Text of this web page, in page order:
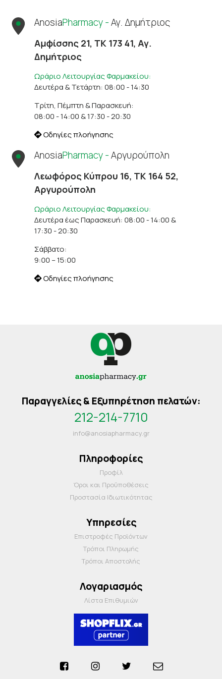
AnosiaPharmacy -Αγ. Δημήτριος
Αμφίσσης 21, ΤΚ 173 41, Αγ.
Δημήτριος
Ωράριο Λειτουργίας Φαρμακείου:
Δευτέρα & Τετάρτη: 08:00 - 14:30
Τρίτη, Πέμπτη & Παρασκευή:
08:00 - 14:00 & 17:30 - 20:30
Οδηγίες πλοήγησης
AnosiaPharmacy -Αργυρούπολη
Λεωφόρος Κύπρου 16, ΤΚ 164 52,
Αργυρούπολη
Ωράριο Λειτουργίας Φαρμακείου:
Δευτέρα έως Παρασκευή: 08:00 - 14:00 &
17:30 - 20:30
Σάββατο:
9:00 – 15:00
Οδηγίες πλοήγησης
Παραγγελίες & Εξυπηρέτηση πελατών:
212-214-7710
info@anosiapharmacy.gr
Πληροφορίες
Προφίλ
Όροι και Προΰποθέσεις
Προστασία Ιδιωτικότητας
Υπηρεσίες
Επιστροφές Προϊόντων
Τρόποι Πληρωμής
Τρόποι Αποστολής
Λογαριασμός
Λίστα Επιθυμιών